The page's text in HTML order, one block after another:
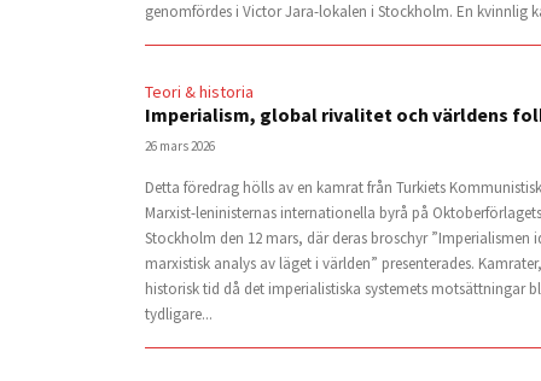
genomfördes i Victor Jara-lokalen i Stockholm. En kvinnlig
Teori & historia
Imperialism, global rivalitet och världens
26 mars 2026
Detta föredrag hölls av en kamrat från Turkiets
Marxist-leninisternas internationella byrå på
Stockholm den 12 mars, där deras broschyr ”Imperialismen
marxistisk analys av läget i världen” presenterades.
historisk tid då det imperialistiska systemets motsättningar
tydligare...